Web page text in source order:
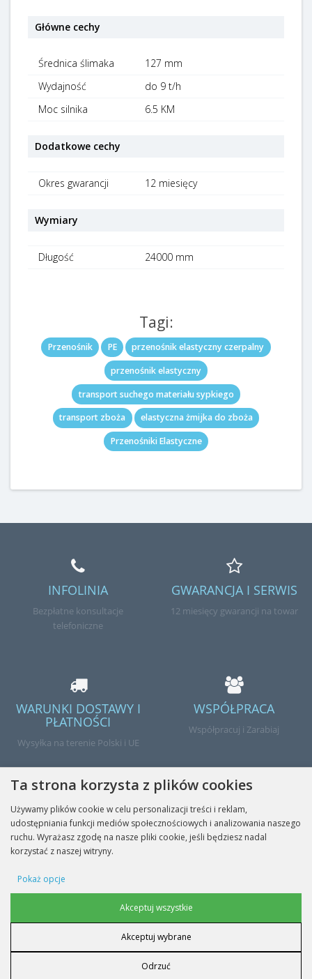
Główne cechy
Średnica ślimaka
127 mm
Wydajność
do 9 t/h
Moc silnika
6.5 KM
Dodatkowe cechy
Okres gwarancji 12 miesięcy
Wymiary
Długość 24000 mm
Tagi:
Przenośnik PE
przenośnik elastyczny czerpalny
przenośnik elastyczny
transport suchego materiału sypkiego
transport zboża
elastyczna żmijka do zboża
Przenośniki Elastyczne
INFOLINIA
Bezpłatne konsultacje
telefoniczne
GWARANCJA I SERWIS
12 miesięcy gwarancji na towar
WARUNKI DOSTAWY I
PŁATNOŚCI
Wysyłka na terenie Polski i UE
WSPÓŁPRACA
Współpracuj i Zarabiaj
Gotowe
Ta strona korzysta z plików cookies
Używamy plików cookie w celu personalizacji treści i reklam,
udostępniania funkcji mediów społecznościowych i analizowania naszego
ruchu. Wyrażasz zgodę na nasze pliki cookie, jeśli będziesz nadal
korzystać z naszej witryny.
Pokaż opcje
Cookie danych użytkownika
Akceptuj wszystkie
Akceptuj wybrane
Odrzuć